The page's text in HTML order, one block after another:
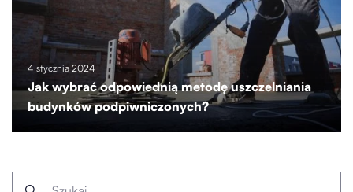
4 stycznia 2024
Jak wybrać odpowiednią metodę uszczelniania
budynków podpiwniczonych?